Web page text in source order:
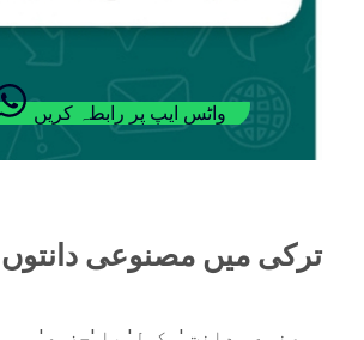
واٹس ایپ پر رابطہ کریں
ترکی میں مصنوعی دانتوں